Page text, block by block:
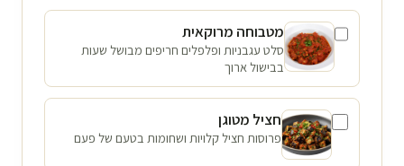
מטבוחה מרוקאית
סלט עגבניות ופלפלים חריפים מבושל שעות
בבישול ארוך
חציל מטוגן
פרוסות חציל קלויות ושחומות בטעם של פעם